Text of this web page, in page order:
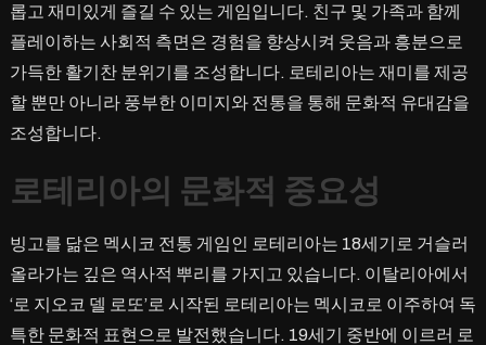
롭고 재미있게 즐길 수 있는 게임입니다. 친구 및 가족과 함께
플레이하는 사회적 측면은 경험을 향상시켜 웃음과 흥분으로
가득한 활기찬 분위기를 조성합니다. 로테리아는 재미를 제공
할 뿐만 아니라 풍부한 이미지와 전통을 통해 문화적 유대감을
조성합니다.
로테리아의 문화적 중요성
빙고를 닮은 멕시코 전통 게임인 로테리아는 18세기로 거슬러
올라가는 깊은 역사적 뿌리를 가지고 있습니다. 이탈리아에서
‘로 지오코 델 로또’로 시작된 로테리아는 멕시코로 이주하여 독
특한 문화적 표현으로 발전했습니다. 19세기 중반에 이르러 로